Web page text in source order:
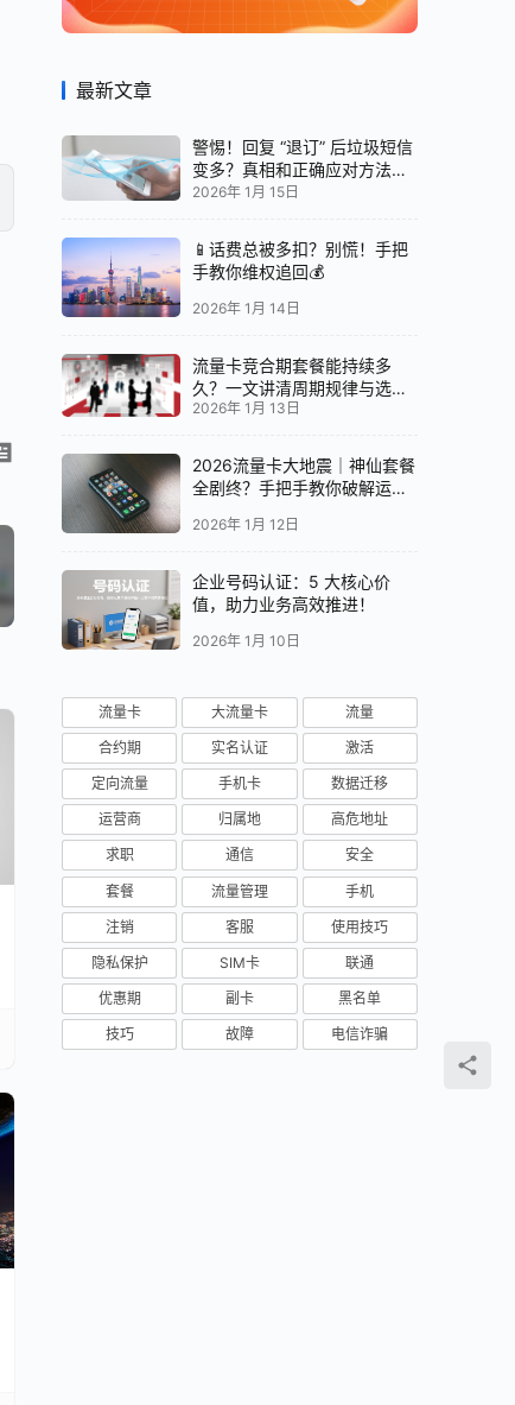
最新文章
警惕！回复 “退订” 后垃圾短信
变多？真相和正确应对方法都
在这
2026年 1月 15日
📱话费总被多扣？别慌！手把
手教你维权追回💰
2026年 1月 14日
流量卡竞合期套餐能持续多
久？一文讲清周期规律与选卡
时机
2026年 1月 13日
2026流量卡大地震｜神仙套餐
全剧终？手把手教你破解运营
2026年 1月 12日
企业号码认证：5 大核心价
值，助力业务高效推进！
2026年 1月 10日
流量卡 大流量卡 流量
合约期 实名认证 激活
定向流量 手机卡 数据迁移
运营商 归属地 高危地址
求职 通信 安全
套餐 流量管理 手机
注销 客服 使用技巧
隐私保护 SIM卡 联通
优惠期 副卡 黑名单
技巧 故障 电信诈骗